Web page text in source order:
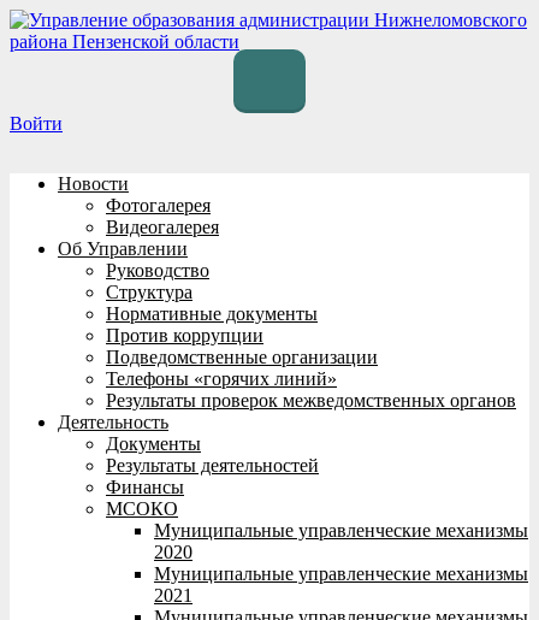
Перейти
к
Войти
Новости
Фотогалерея
Видеогалерея
Об Управлении
Руководство
Структура
Нормативные документы
Против коррупции
Подведомственные организации
Телефоны «горячих линий»
Результаты проверок межведомственных органов
Деятельность
Документы
Результаты деятельностей
Финансы
МСОКО
Муниципальные управленческие механизмы
2020
Муниципальные управленческие механизмы
2021